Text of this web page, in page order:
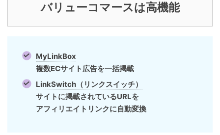
バリューコマースは高機能
MyLinkBox
複数ECサイト広告を一括掲載
LinkSwitch（リンクスイッチ）
サイトに掲載されているURLを
アフィリエイトリンクに自動変換